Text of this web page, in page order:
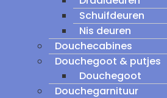
Schuifdeuren
Nis deuren
Douchecabines
Douchegoot & putjes
Douchegoot
Douchegarnituur